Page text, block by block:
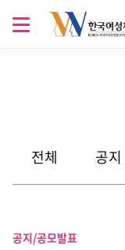
Skip to content
메뉴 열기
전체 공지
공지/공모발표